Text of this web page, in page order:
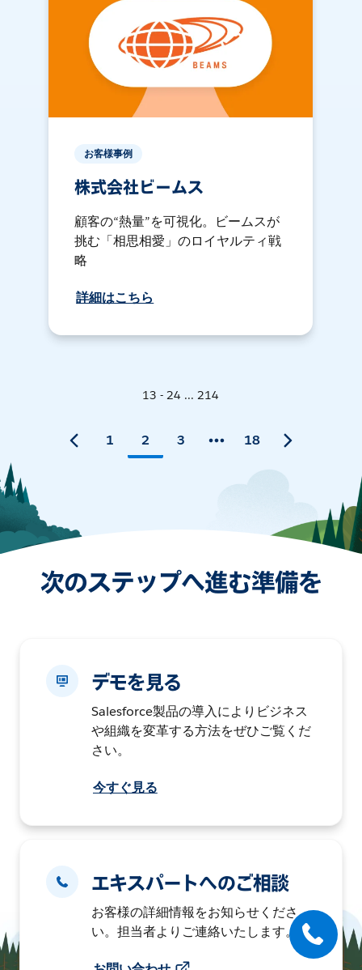
お客様事例
株式会社ビームス
顧客の“熱量”を可視化。ビームスが
挑む「相思相愛」のロイヤルティ戦
略
詳細はこちら
13 - 24 ... 214
1 2 3 18
次のステップへ進む準備を
デモを見る
Salesforce製品の導入によりビジネス
や組織を変革する方法をぜひご覧くだ
さい。
今すぐ見る
エキスパートへのご相談
お客様の詳細情報をお知らせくださ
い。担当者よりご連絡いたします。